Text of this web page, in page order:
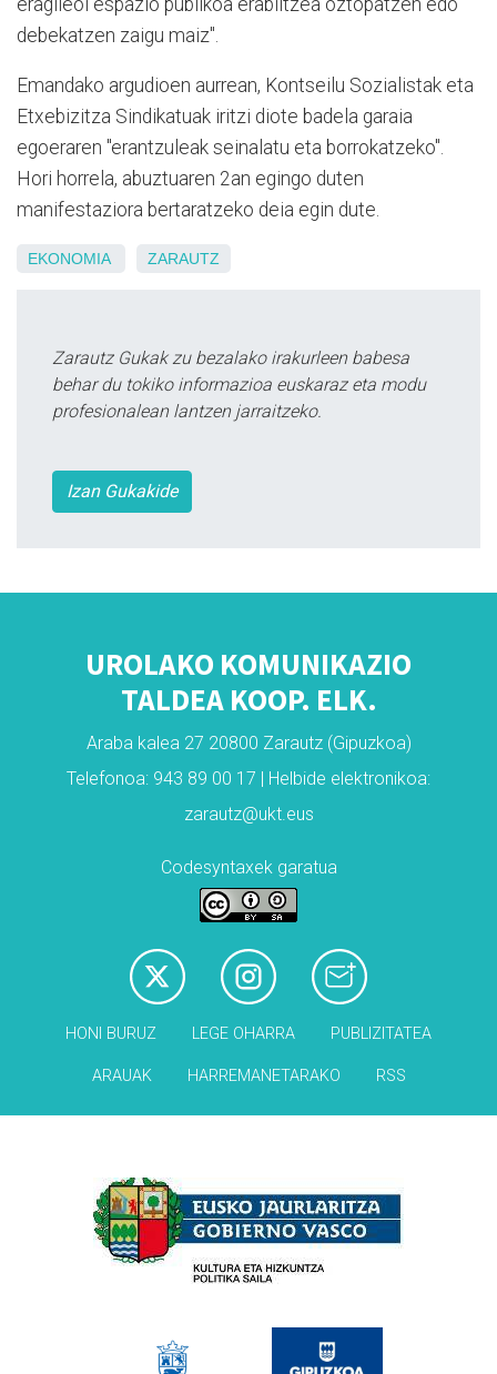
debekatzen zaigu maiz".
Emandako argudioen aurrean, Kontseilu Sozialistak eta
Etxebizitza Sindikatuak iritzi diote badela garaia
egoeraren "erantzuleak seinalatu eta borrokatzeko".
Hori horrela, abuztuaren 2an egingo duten
manifestaziora bertaratzeko deia egin dute.
EKONOMIA ZARAUTZ
Zarautz Gukak zu bezalako irakurleen babesa
behar du tokiko informazioa euskaraz eta modu
profesionalean lantzen jarraitzeko.
Izan Gukakide
UROLAKO KOMUNIKAZIO
TALDEA KOOP. ELK.
Araba kalea 27 20800 Zarautz (Gipuzkoa)
Telefonoa: 943 89 00 17 | Helbide elektronikoa:
zarautz@ukt.eus
Codesyntaxek garatua
HONI BURUZ LEGE OHARRA PUBLIZITATEA
ARAUAK HARREMANETARAKO RSS